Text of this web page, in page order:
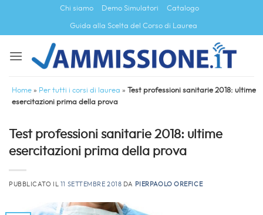
contenuti
Chi siamo Demo Simulatori Catalogo
Guida alla Scelta del Corso di Laurea
Home » Per tutti i corsi di laurea » Test professioni sanitarie 2018: ultime
esercitazioni prima della prova
Test professioni sanitarie 2018: ultime
esercitazioni prima della prova
PUBBLICATO IL 11 SETTEMBRE 2018 DA PIERPAOLO OREFICE